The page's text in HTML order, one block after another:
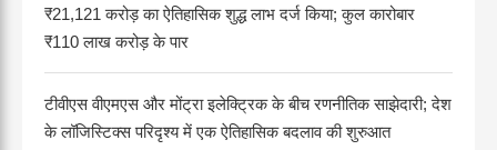
₹21,121 करोड़ का ऐतिहासिक शुद्ध लाभ दर्ज किया; कुल कारोबार
₹110 लाख करोड़ के पार
टीवीएस वीएमएस और मोंट्रा इलेक्ट्रिक के बीच रणनीतिक साझेदारी; देश
के लॉजिस्टिक्स परिदृश्य में एक ऐतिहासिक बदलाव की शुरुआत